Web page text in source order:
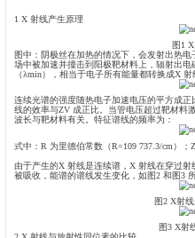
钢铁工业
图中：阴极丝在加热的情况
场中被加速并撞击到阳极靶
（λmin），相当于电子所有能